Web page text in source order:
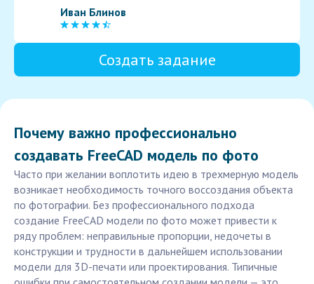
Иван Блинов
Создать задание
Почему важно профессионально
создавать FreeCAD модель по фото
Часто при желании воплотить идею в трехмерную модель
возникает необходимость точного воссоздания объекта
по фотографии. Без профессионального подхода
создание FreeCAD модели по фото может привести к
ряду проблем: неправильные пропорции, недочеты в
конструкции и трудности в дальнейшем использовании
модели для 3D-печати или проектирования. Типичные